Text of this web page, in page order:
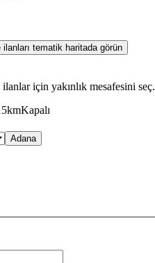
ilanları tematik haritada görün
için yakınlık mesafesini seç.
Kapalı
Adana